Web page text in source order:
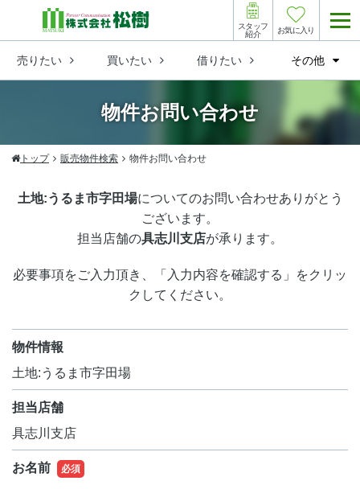
売りたい 買いたい 借りたい その他
スタッフ
紹介
お気に入り
物件お問い合わせ
トップ 販売物件検索 物件お問い合わせ
土地:うるま市字田場についてのお問い合わせありがとう
ございます。
担当店舗の具志川支店が承ります。
必要事項をご入力頂き、「入力内容を確認する」をクリッ
クしてください。
物件情報
土地:うるま市字田場
担当店舗
具志川支店
お名前 必須